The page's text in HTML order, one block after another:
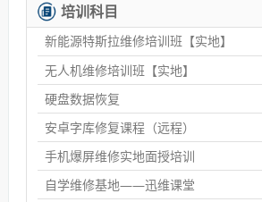
培训科目
新能源特斯拉维修培训班【实地】
无人机维修培训班【实地】
硬盘数据恢复
安卓字库修复课程（远程）
手机爆屏维修实地面授培训
自学维修基地——迅维课堂